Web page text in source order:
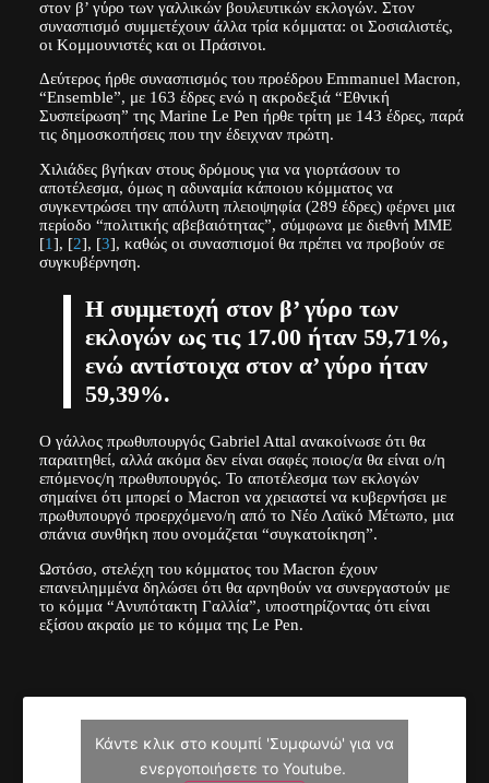
στον β’ γύρο των γαλλικών βουλευτικών εκλογών. Στον
συνασπισμό συμμετέχουν άλλα τρία κόμματα: οι Σοσιαλιστές,
οι Κομμουνιστές και οι Πράσινοι.
Δεύτερος ήρθε συνασπισμός του προέδρου Emmanuel Macron,
“Εnsemble”, με 163 έδρες ενώ η ακροδεξιά “Εθνική
Συσπείρωση” της Marine Le Pen ήρθε τρίτη με 143 έδρες, παρά
τις δημοσκοπήσεις που την έδειχναν πρώτη.
Χιλιάδες βγήκαν στους δρόμους για να γιορτάσουν το
αποτέλεσμα, όμως η αδυναμία κάποιου κόμματος να
συγκεντρώσει την απόλυτη πλειοψηφία (289 έδρες) φέρνει μια
περίοδο “πολιτικής αβεβαιότητας”, σύμφωνα με διεθνή ΜΜΕ
[1], [2], [3], καθώς οι συνασπισμοί θα πρέπει να προβούν σε
συγκυβέρνηση.
Η συμμετοχή στον β’ γύρο των
εκλογών ως τις 17.00 ήταν 59,71%,
ενώ αντίστοιχα στον α’ γύρο ήταν
59,39%.
Ο γάλλος πρωθυπουργός Gabriel Attal ανακοίνωσε ότι θα
παραιτηθεί, αλλά ακόμα δεν είναι σαφές ποιος/α θα είναι ο/η
επόμενος/η πρωθυπουργός. Το αποτέλεσμα των εκλογών
σημαίνει ότι μπορεί ο Macron να χρειαστεί να κυβερνήσει με
πρωθυπουργό προερχόμενο/η από το Νέο Λαϊκό Μέτωπο, μια
σπάνια συνθήκη που ονομάζεται “συγκατοίκηση”.
Ωστόσο, στελέχη του κόμματος του Macron έχουν
επανειλημμένα δηλώσει ότι θα αρνηθούν να συνεργαστούν με
το κόμμα “Ανυπότακτη Γαλλία”, υποστηρίζοντας ότι είναι
εξίσου ακραίο με το κόμμα της Le Pen.
Κάντε κλικ στο κουμπί 'Συμφωνώ' για να
ενεργοποιήσετε το Youtube.